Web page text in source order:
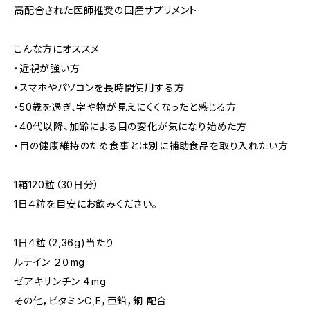
高配合された医師推奨の国産サプリメント
こんな方にオススメ
・近視が強い方
・スマホやパソコンを長時間使用する方
・50歳を過ぎ、字や物が見えにくくなったと感じる方
・40代以降、加齢による目の変化が気になり始めた方
・目の健康維持のため食事とは別に補助食品を取り入れたい方
1箱120粒（30日分）
1日４粒を目安にお飲みください。
1日４粒（2,36g)当たり
ルテイン ２０mg
ゼアキサンチン ４mg
その他，ビタミンC,E，亜鉛，銅 配合